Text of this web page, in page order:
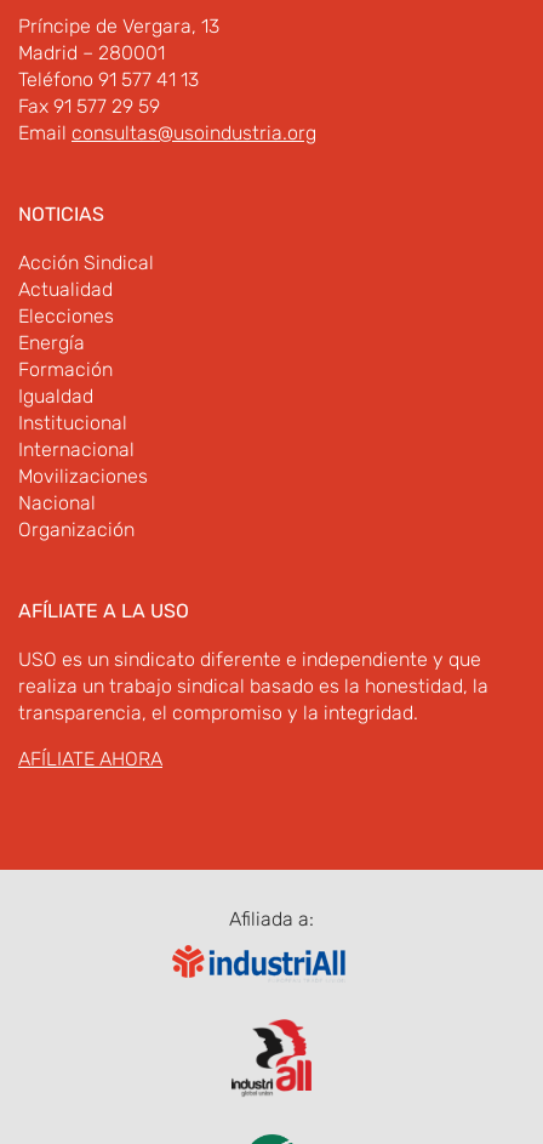
Príncipe de Vergara, 13
Madrid – 280001
Teléfono 91 577 41 13
Fax 91 577 29 59
Email consultas@usoindustria.org
NOTICIAS
Acción Sindical
Actualidad
Elecciones
Energía
Formación
Igualdad
Institucional
Internacional
Movilizaciones
Nacional
Organización
AFÍLIATE A LA USO
USO es un sindicato diferente e independiente y que
realiza un trabajo sindical basado es la honestidad, la
transparencia, el compromiso y la integridad.
AFÍLIATE AHORA
Afiliada a: